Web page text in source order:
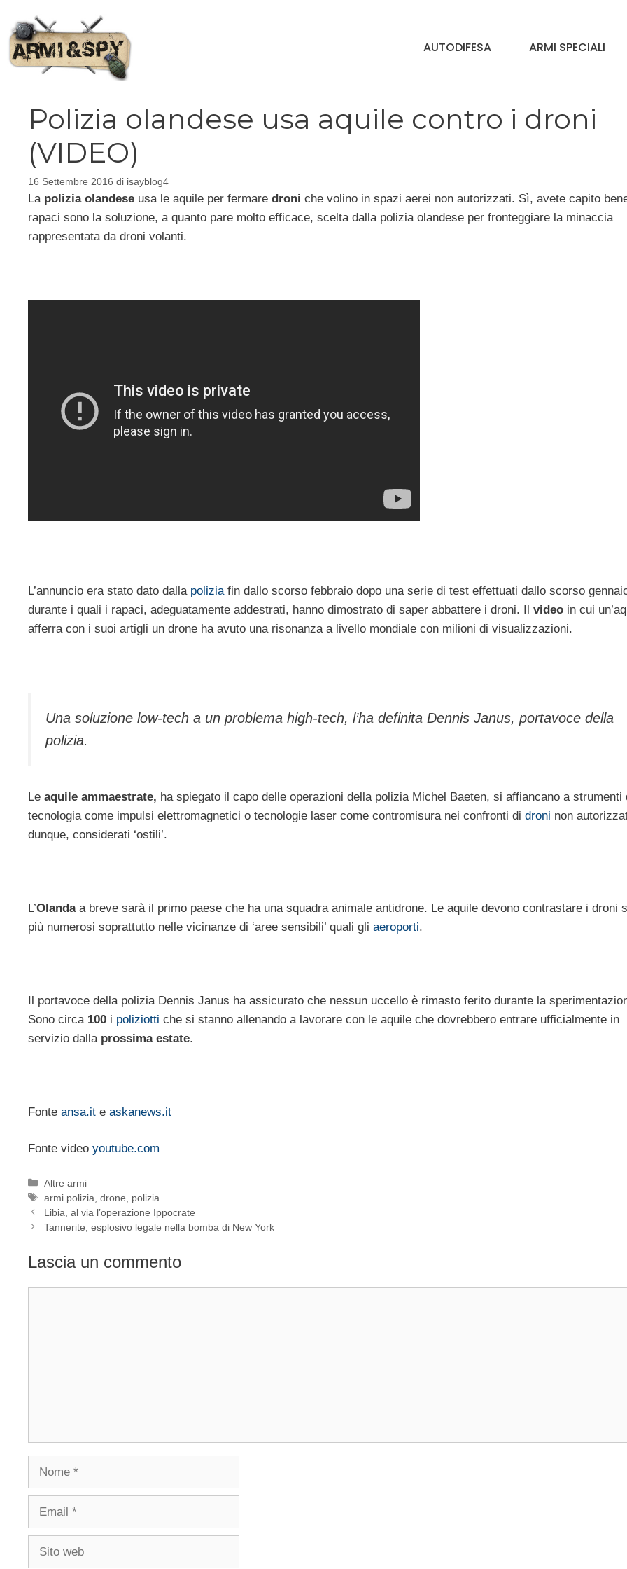
contenuto
AUTODIFESA ARMI SPECIALI
Polizia olandese usa aquile contro i droni
(VIDEO)
16 Settembre 2016 di isayblog4
La polizia olandese usa le aquile per fermare droni che volino in spazi aerei non autorizzati. Sì, avete capito
rapaci sono la soluzione, a quanto pare molto efficace, scelta dalla polizia olandese per fronteggiare la minaccia
rappresentata da droni volanti.
L’annuncio era stato dato dalla poliziafin dallo scorso febbraio dopo una serie di test effettuati dallo scorso
durante i quali i rapaci, adeguatamente addestrati, hanno dimostrato di saper abbattere i droni. Il video in cui
afferra con i suoi artigli un drone ha avuto una risonanza a livello mondiale con milioni di visualizzazioni.
Una soluzione low-tech a un problema high-tech, l’ha definita Dennis Janus, portavoce della
polizia.
Le aquile ammaestrate, ha spiegato il capo delle operazioni della polizia Michel Baeten, si affiancano a strumenti
tecnologia come impulsi elettromagnetici o tecnologie laser come contromisura nei confronti di droni non
dunque, considerati ‘ostili’.
L’Olandaa breve sarà il primo paese che ha una squadra animale antidrone. Le aquile devono contrastare i droni
più numerosi soprattutto nelle vicinanze di ‘aree sensibili’ quali gli aeroporti.
Il portavoce della polizia Dennis Janus ha assicurato che nessun uccello è rimasto ferito durante la
Sono circa 100 i poliziotti che si stanno allenando a lavorare con le aquile che dovrebbero entrare ufficialmente in
servizio dalla prossima estate.
Fonte ansa.it e askanews.it
Fonte video youtube.com
Categorie
Altre armi
Tag
armi polizia ,drone
polizia
Libia, al via l’operazione Ippocrate
Tannerite, esplosivo legale nella bomba di New York
Lascia un commento
Nome
Email
Sito